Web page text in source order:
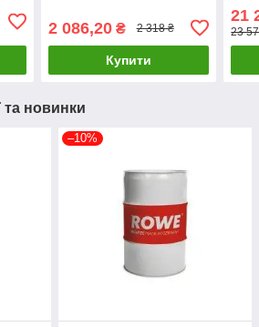
PETRONAS 70265M12EU
UA61
2 086,20₴ 2 318 ₴
Купити
S1/
21
23
та новинки
–10%